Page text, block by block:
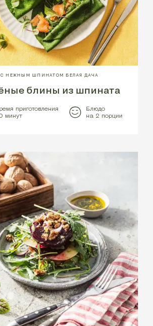
С НЕЖНЫМ ШПИНАТОМ БЕЛАЯ ДАЧА
блины из шпината
приготовления
минут
Блюдо
на 2 порции